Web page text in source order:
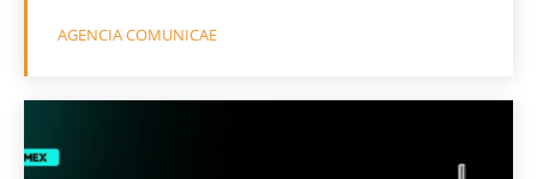
AGENCIA COMUNICAE